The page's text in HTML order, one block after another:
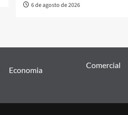
6 de agosto de 2026
Economia
Comercial